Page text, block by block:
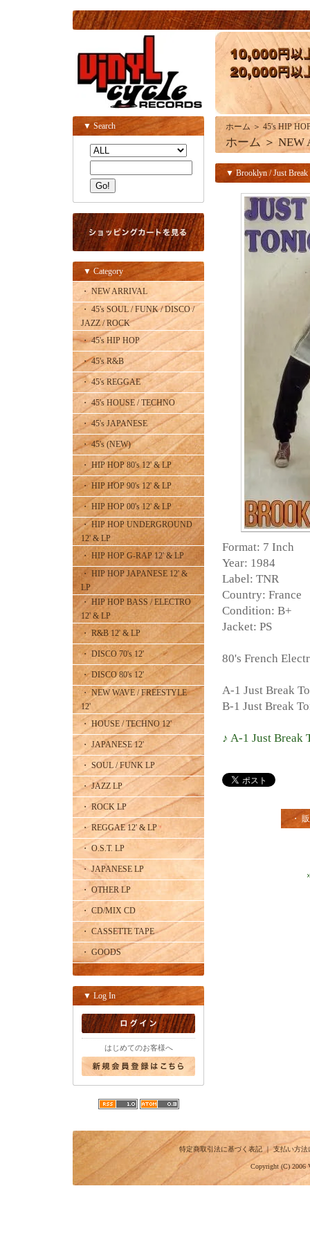
▼ Search
▼ Category
・ NEW ARRIVAL
・ 45's SOUL / FUNK / DISCO /
JAZZ / ROCK
・ 45's HIP HOP
・ 45's R&B
・ 45's REGGAE
・ 45's HOUSE / TECHNO
・ 45's JAPANESE
・ 45's (NEW)
・ HIP HOP 80's 12' & LP
・ HIP HOP 90's 12' & LP
・ HIP HOP 00's 12' & LP
・ HIP HOP UNDERGROUND
12' & LP
・ HIP HOP G-RAP 12' & LP
・ HIP HOP JAPANESE 12' &
LP
・ HIP HOP BASS / ELECTRO
12' & LP
・ R&B 12' & LP
・ DISCO 70's 12'
・ DISCO 80's 12'
・ NEW WAVE / FREESTYLE
12'
・ HOUSE / TECHNO 12'
・ JAPANESE 12'
・ SOUL / FUNK LP
・ JAZZ LP
・ ROCK LP
・ REGGAE 12' & LP
・ O.S.T. LP
・ JAPANESE LP
・ OTHER LP
・ CD/MIX CD
・ CASSETTE TAPE
・ GOODS
▼ Log In
はじめてのお客様へ
ホーム ＞ 45's HIP
ホーム ＞ NEW
▼ Brooklyn / Just Break
Format: 7 Inch
Year: 1984
Label: TNR
Country: France
Condition: B+
Jacket: PS
80's French
A-1 Just Break
B-1 Just Break
♪ A-1 Just Break
・
特定商取引法に基づく表記｜支払い方法
Copyright (C) 2006